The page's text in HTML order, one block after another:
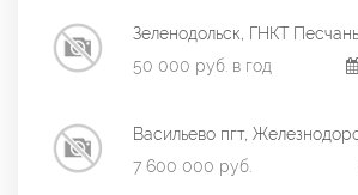
Зеленодольск, ГНКТ
50 000 руб. в год
Васильево пгт,
7 600 000 руб.